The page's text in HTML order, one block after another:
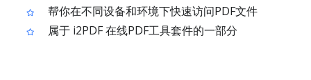
帮你在不同设备和环境下快速访问PDF文件
属于 i2PDF 在线PDF工具套件的一部分